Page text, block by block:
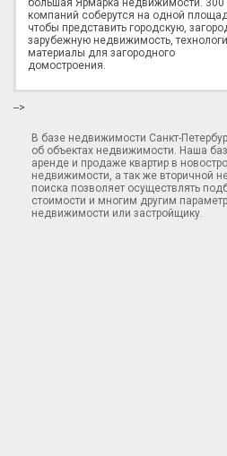
большая Ярмарка недвижимости. 300
компаний соберутся на одной
чтобы представить городскую,
зарубежную недвижимость,
материалы для загородного
домостроения.
-->
В базе недвижимости Санкт-
об объектах недвижимости. Наша
аренде и продаже квартир в
недвижимости, а так же вторичной
поиска позволяет осуществлять
стоимости и многим другим
недвижимости или застройщику.